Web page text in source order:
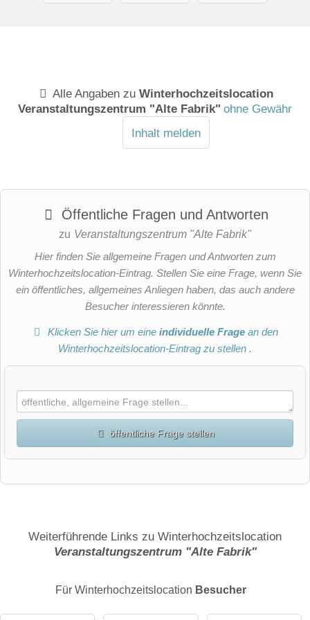
Alle Angaben zu Winterhochzeitslocation
Veranstaltungszentrum "Alte Fabrik" ohne Gewähr
Inhalt melden
Öffentliche Fragen und Antworten
zu Veranstaltungszentrum "Alte Fabrik"
Hier finden Sie allgemeine Fragen und Antworten zum
Winterhochzeitslocation-Eintrag. Stellen Sie eine Frage, wenn Sie
ein öffentliches, allgemeines Anliegen haben, das auch andere
Besucher interessieren könnte.
Klicken Sie hier um eineindividuelle Frage an den
Winterhochzeitslocation-Eintrag zu stellen .
öffentliche Frage stellen
E-Mail-Adresse (wird nicht veröffentlicht)
Weiterführende Links zu Winterhochzeitslocation
Veranstaltungszentrum "Alte Fabrik"
Für Winterhochzeitslocation Besucher